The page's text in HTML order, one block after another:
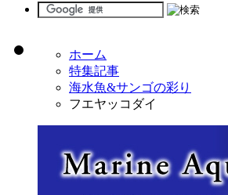
ホーム
特集記事
海水魚&サンゴの彩り
フエヤッコダイ